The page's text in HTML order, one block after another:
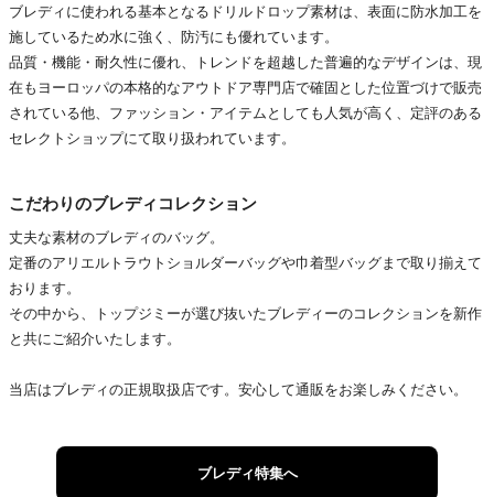
ブレディに使われる基本となるドリルドロップ素材は、表面に防水加工を
施しているため水に強く、防汚にも優れています。
品質・機能・耐久性に優れ、トレンドを超越した普遍的なデザインは、現
在もヨーロッパの本格的なアウトドア専門店で確固とした位置づけで販売
されている他、ファッション・アイテムとしても人気が高く、定評のある
セレクトショップにて取り扱われています。
こだわりのブレディコレクション
丈夫な素材のブレディのバッグ。
定番のアリエルトラウトショルダーバッグや巾着型バッグまで取り揃えて
おります。
その中から、トップジミーが選び抜いたブレディーのコレクションを新作
と共にご紹介いたします。
当店はブレディの正規取扱店です。安心して通販をお楽しみください。
ブレディ特集へ